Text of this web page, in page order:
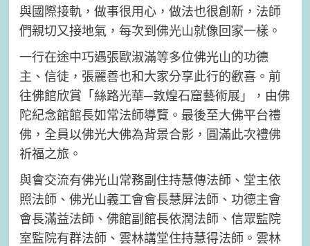
與國際接軌，做事很用心，做法也很創新，法師
們親切又接地氣，每次到佛光山就像回家一樣。
一行在途中巧遇張歐淑滿等多位佛光山的功德
主、信徒，張麗善也和大家分享此行的歡喜。前
往佛館欣賞「絲路光華─敦煌石窟藝術展」，由佛
陀紀念館館長如常法師導覽。最後至大佛平台禮
佛，全員以佛光大佛為背景合影，圓滿此次禮佛
祈福之旅。
與會交流有佛光山常務副住持慧傳法師、堂主依
照法師、佛光山義工會會長慧屏法師、功德主會
會長滿益法師、佛館副館長依潤法師、信眾監院
室監院有群法師、雲林講堂住持慧得法師。雲林